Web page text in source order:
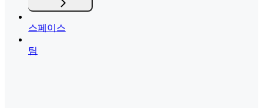
스페이스
팀